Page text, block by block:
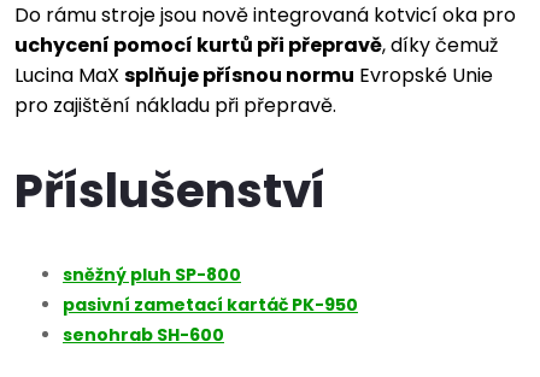
Do rámu stroje jsou nově integrovaná kotvicí oka pro
uchycení pomocí kurtů při přepravě, díky čemuž
Lucina MaX splňuje přísnou normu Evropské Unie
pro zajištění nákladu při přepravě.
Příslušenství
sněžný pluh SP-800
pasivní zametací kartáč PK-950
senohrab SH-600